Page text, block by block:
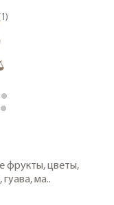
фрукты, цветы,
ма..